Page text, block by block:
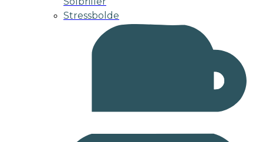
Stressbolde